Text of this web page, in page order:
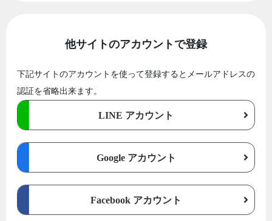
他サイトのアカウントで登録
下記サイトのアカウントを使って登録するとメールアドレスの
認証を省略出来ます。
LINE アカウント
Google アカウント
Facebook アカウント